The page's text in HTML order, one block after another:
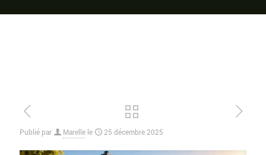
Publié par Marelle le 25 décembre 2025